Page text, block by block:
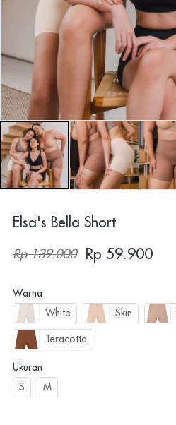
Elsa's Bella Short
Rp 139.000 Rp 59.900
Warna
White
Skin
Teracotta
Ukuran
S
M